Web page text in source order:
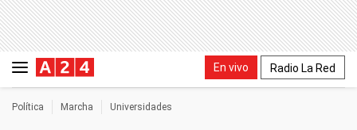
En vivo Radio La Red
Política Marcha Universidades